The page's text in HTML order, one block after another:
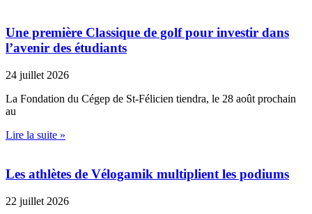
Une première Classique de golf pour investir dans
l’avenir des étudiants
24 juillet 2026
La Fondation du Cégep de St-Félicien tiendra, le 28 août prochain
au
Lire la suite »
Les athlètes de Vélogamik multiplient les podiums
22 juillet 2026